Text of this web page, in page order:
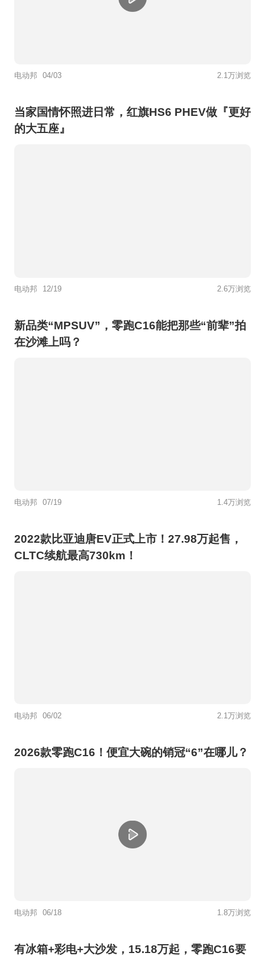
电动邦 04/03 2.1万浏览
当家国情怀照进日常，红旗HS6 PHEV做『更好
的大五座』
电动邦 12/19 2.6万浏览
新品类“MPSUV”，零跑C16能把那些“前辈”拍
在沙滩上吗？
电动邦 07/19 1.4万浏览
2022款比亚迪唐EV正式上市！27.98万起售，
CLTC续航最高730km！
电动邦 06/02 2.1万浏览
2026款零跑C16！便宜大碗的销冠“6”在哪儿？
电动邦 06/18 1.8万浏览
有冰箱+彩电+大沙发，15.18万起，零跑C16要